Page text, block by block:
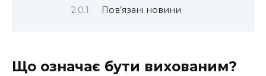
Пов’язані новини
Що означає бути вихованим?